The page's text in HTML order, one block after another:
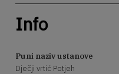
Info
Puni naziv ustanove
Dječji vrtić Potjeh